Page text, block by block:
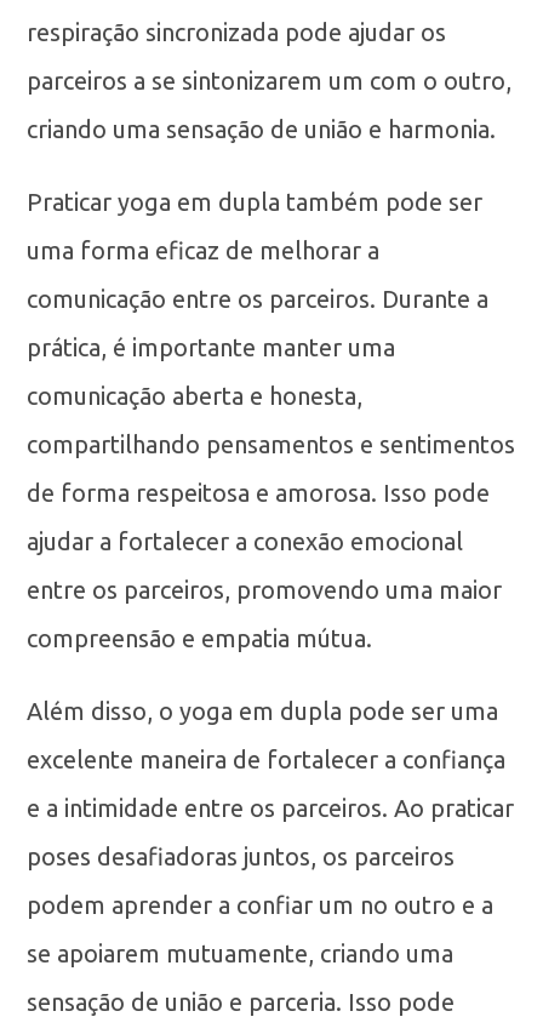
respiração sincronizada pode ajudar os
parceiros a se sintonizarem um com o outro,
criando uma sensação de união e harmonia.
Praticar yoga em dupla também pode ser
uma forma eficaz de melhorar a
comunicação entre os parceiros. Durante a
prática, é importante manter uma
comunicação aberta e honesta,
compartilhando pensamentos e sentimentos
de forma respeitosa e amorosa. Isso pode
ajudar a fortalecer a conexão emocional
entre os parceiros, promovendo uma maior
compreensão e empatia mútua.
Além disso, o yoga em dupla pode ser uma
excelente maneira de fortalecer a confiança
e a intimidade entre os parceiros. Ao praticar
poses desafiadoras juntos, os parceiros
podem aprender a confiar um no outro e a
se apoiarem mutuamente, criando uma
sensação de união e parceria. Isso pode